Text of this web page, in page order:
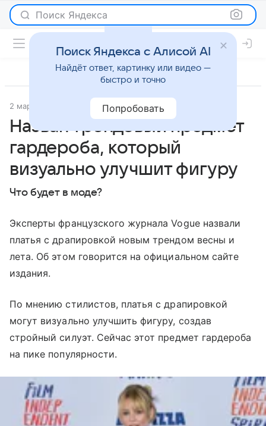
Поиск Яндекса
2 марта 2024 Газета.Ру Новости
Назван трендовый предмет
гардероба, который
визуально улучшит фигуру
Что будет в моде?
Эксперты французского журнала Vogue назвали
платья с драпировкой новым трендом весны и
лета. Об этом говорится на официальном сайте
издания.
По мнению стилистов, платья с драпировкой
могут визуально улучшить фигуру, создав
стройный силуэт. Сейчас этот предмет гардероба
на пике популярности.
Поиск Яндекса с Алисой AI
Найдёт ответ, картинку или видео —
быстро и точно
Попробовать